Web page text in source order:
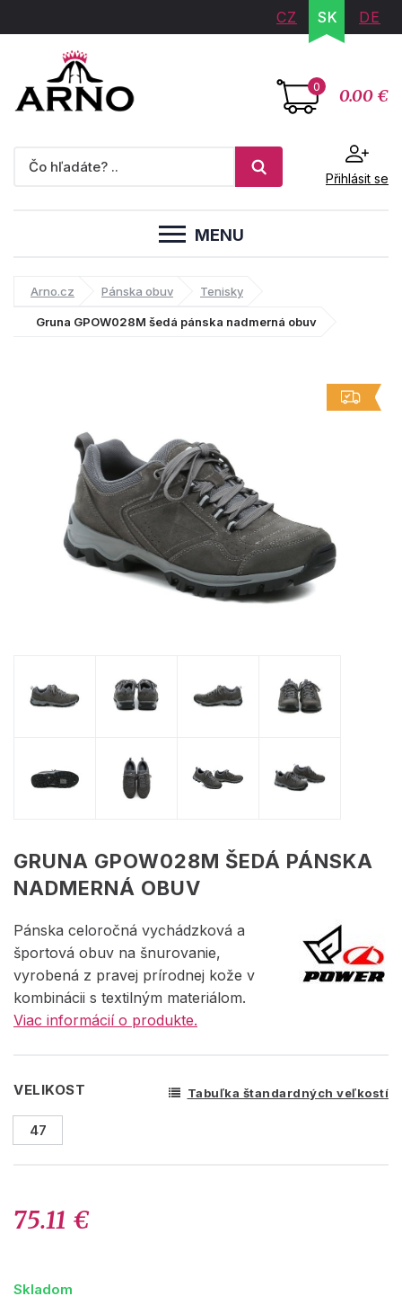
CZ SK DE
0 0.00 €
Přihlásit se
MENU
Arno.cz Pánska obuv Tenisky
Gruna GPOW028M šedá pánska nadmerná obuv
GRUNA GPOW028M ŠEDÁ PÁNSKA
NADMERNÁ OBUV
Pánska celoročná vychádzková a
športová obuv na šnurovanie,
vyrobená z pravej prírodnej kože v
kombinácii s textilným materiálom.
Viac informácií o produkte.
VELIKOST Tabuľka štandardných veľkostí
47
75.11 €
Skladom